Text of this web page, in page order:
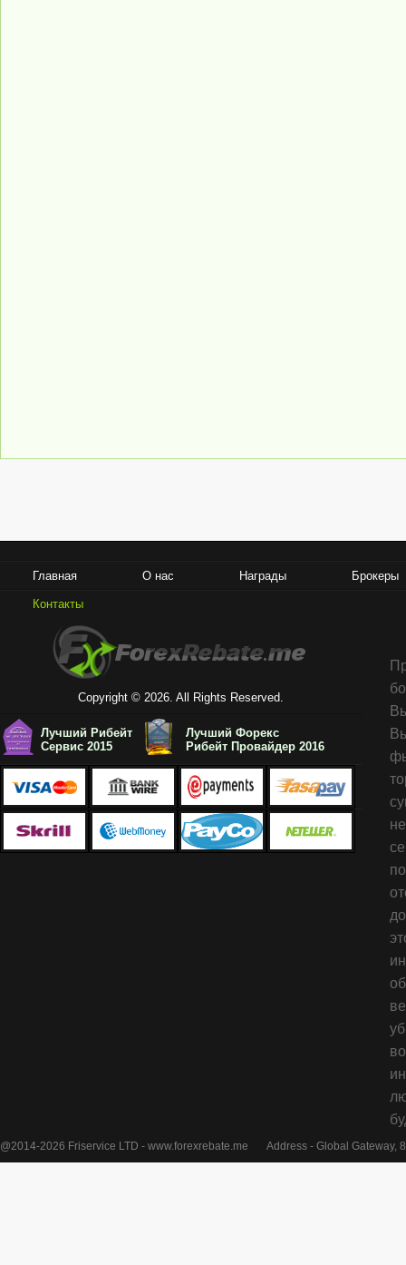
Главная О нас Награды Брокеры
Контакты
Copyright © 2026. All Rights Reserved.
Лучший Рибейт
Сервис 2015
Лучший Форекс
Рибейт Провайдер 2016
@2014-2026 Friservice LTD - www.forexrebate.me Address - Global Gateway,